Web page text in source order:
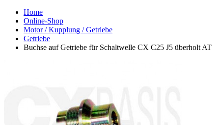
Home
Online-Shop
Motor / Kupplung / Getriebe
Getriebe
Buchse auf Getriebe für Schaltwelle CX C25 J5 überholt AT